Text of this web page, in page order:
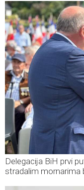
Delegacija BiH prvi
stradalim mornarima